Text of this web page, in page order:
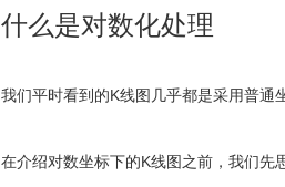
什么是对数化处理
我们平时看到的K线图几乎都是采用普通
在介绍对数坐标下的K线图之前，我们先